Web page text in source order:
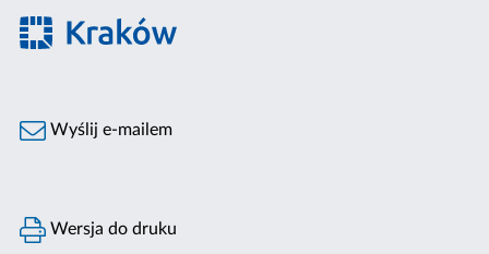
Wyślij e-mailem
Wersja do druku